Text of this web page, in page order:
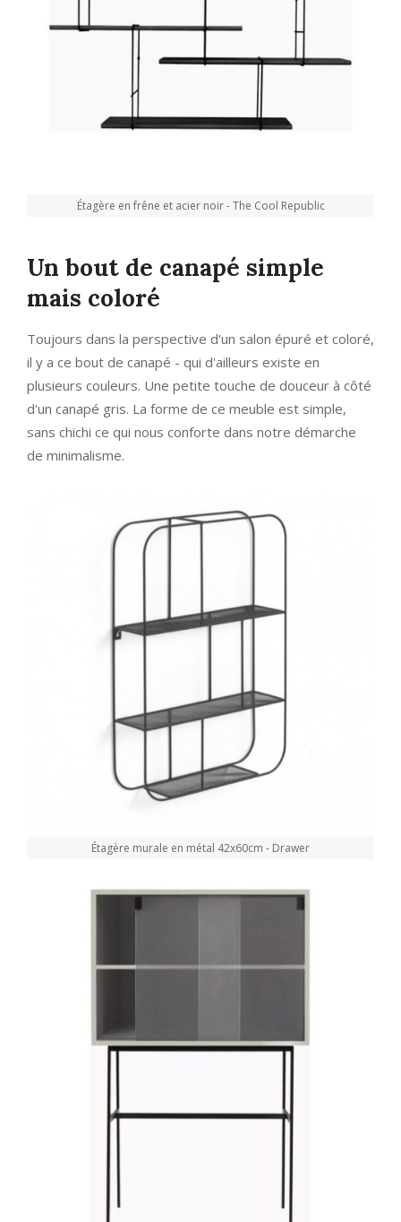
Étagère en frêne et acier noir - The Cool Republic
Un bout de canapé simple
mais coloré
Toujours dans la perspective d'un salon épuré et coloré,
il y a ce bout de canapé - qui d'ailleurs existe en
plusieurs couleurs. Une petite touche de douceur à côté
d'un canapé gris. La forme de ce meuble est simple,
sans chichi ce qui nous conforte dans notre démarche
de minimalisme.
Étagère murale en métal 42x60cm - Drawer